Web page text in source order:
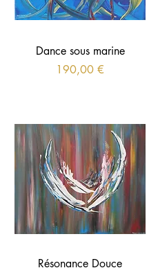
Dance sous marine
Prix
190,00 €
Résonance Douce